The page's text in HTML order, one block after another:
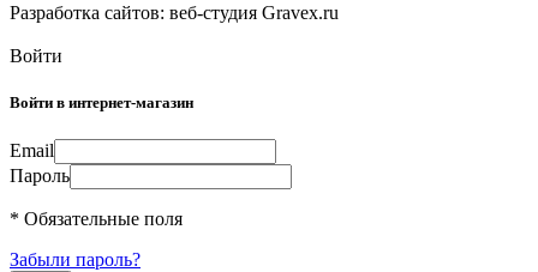
Разработка сайтов: веб-студия Gravex.ru
Войти
Войти в интернет-магазин
Email
Пароль
* Обязательные поля
Забыли пароль?